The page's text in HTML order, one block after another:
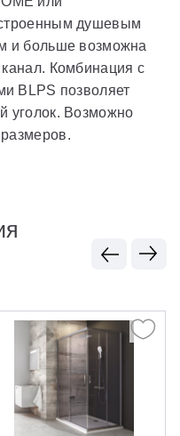
душевым
и больше возможна
Комбинация с
BLPS позволяет
уголок. Возможно